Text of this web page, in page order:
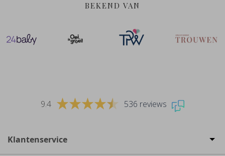
BEKEND VAN
9.4 536 reviews
Klantenservice